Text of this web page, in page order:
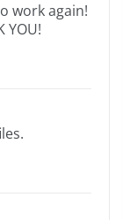
work again!
YOU!